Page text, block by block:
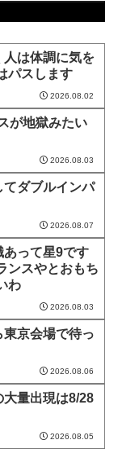
人は体調に気を
パスします
2026.08.02
が地獄みたい
2026.08.03
てダブルインパ
2026.08.07
あって星9です
ンスやとおもち
わ
2026.08.03
東京会場で待っ
2026.08.06
大量出現は8/28
2026.08.05